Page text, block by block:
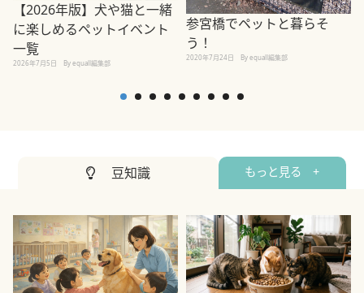
【2026年版】犬や猫と一緒
に楽しめるペットイベント
一覧
2026年7月5日 By equall編集部
参宮橋でペットと暮らそ
う！
2020年7月24日 By equall編集部
豆知識 もっと見る +